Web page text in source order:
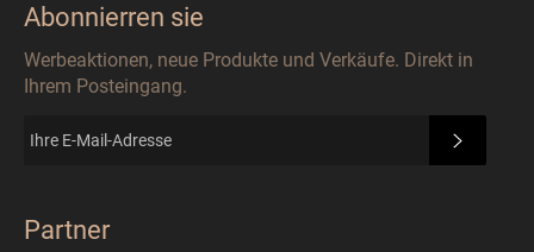
Abonnierren sie
Werbeaktionen, neue Produkte und Verkäufe. Direkt in
Ihrem Posteingang.
Partner